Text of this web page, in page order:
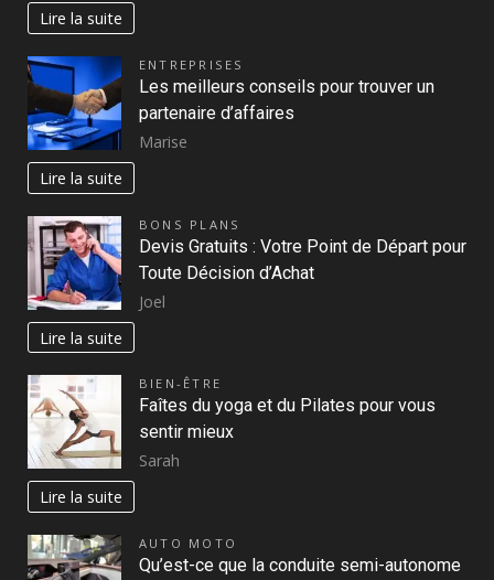
Lire la suite
ENTREPRISES
Les meilleurs conseils pour trouver un
partenaire d’affaires
Marise
Lire la suite
BONS PLANS
Devis Gratuits : Votre Point de Départ pour
Toute Décision d’Achat
Joel
Lire la suite
BIEN-ÊTRE
Faîtes du yoga et du Pilates pour vous
sentir mieux
Sarah
Lire la suite
AUTO MOTO
Qu’est-ce que la conduite semi-autonome